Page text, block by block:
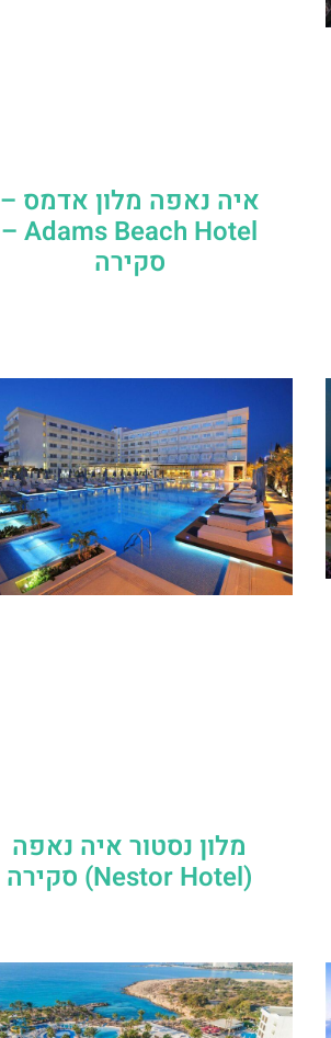
איה נאפה מלון אדמס –
Adams Beach Hotel –
סקירה
מלון נסטור איה נאפה
(Nestor Hotel) סקירה